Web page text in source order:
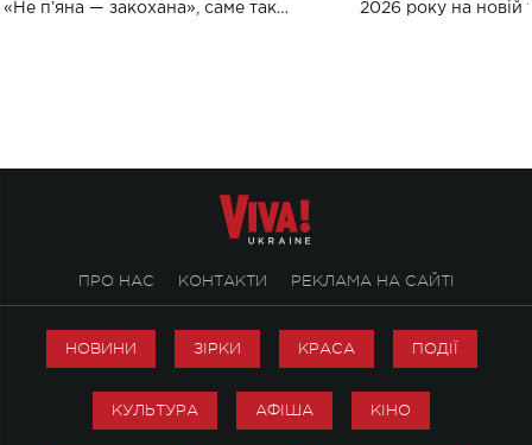
«Не пʼяна — закохана», саме так
2026 року на новій
ПРО НАС КОНТАКТИ РЕКЛАМА НА САЙТІ
НОВИНИ ЗІРКИ КРАСА ПОДІЇ
КУЛЬТУРА АФІША КІНО